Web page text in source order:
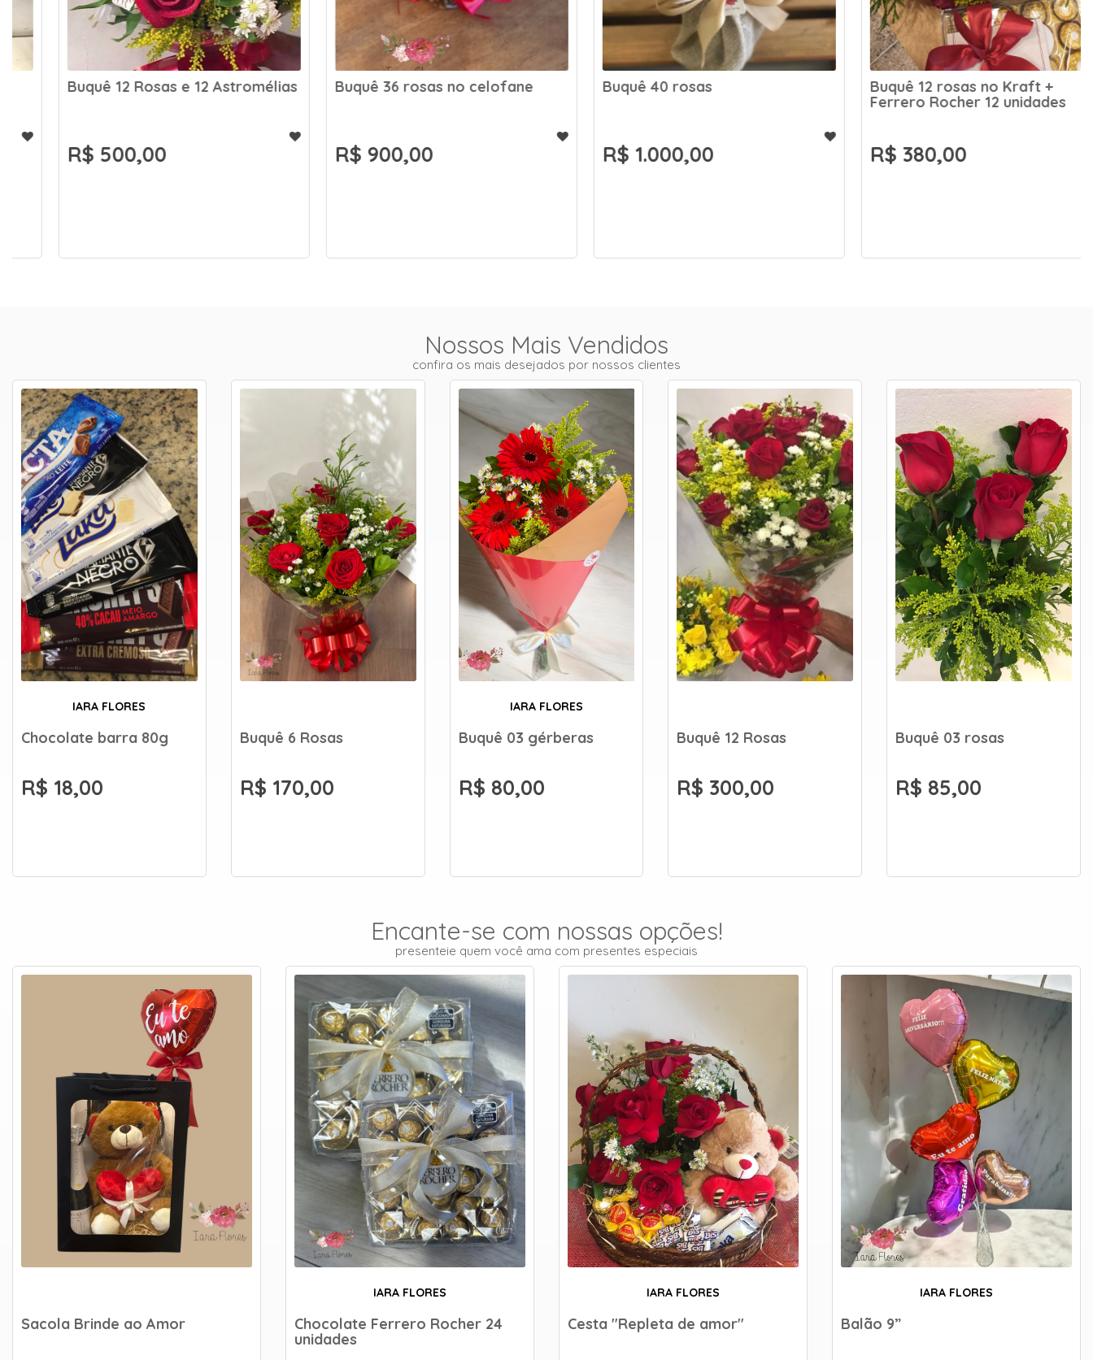
Buquê 12 Rosas e 12 Astromélias
R$ 500,00
Buquê 36 rosas no celofane
R$ 900,00
Buquê 40 rosas
R$ 1.000,00
Buquê 12 rosas no Kraft +
Ferrero Rocher 12 unidades
R$ 380,00
Nossos Mais Vendidos
confira os mais desejados por nossos clientes
IARA FLORES
Chocolate barra 80g
R$ 18,00
Buquê 6 Rosas
R$ 170,00
IARA FLORES
Buquê 03 gérberas
R$ 80,00
Buquê 12 Rosas
R$ 300,00
Buquê 03 rosas
R$ 85,00
Encante-se com nossas opções!
presenteie quem você ama com presentes especiais
Sacola Brinde ao Amor
IARA FLORES
Chocolate Ferrero Rocher 24
unidades
IARA FLORES
Cesta "Repleta de amor"
IARA FLORES
Balão 9”